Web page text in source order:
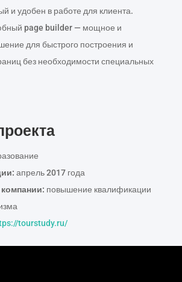
и удобен в работе для клиента.
page builder — мощное и
для быстрого построения и
без необходимости специальных
апрель 2017 года
повышение квалификации
tourstudy.ru/